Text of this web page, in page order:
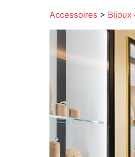
Accessoires > Bijoux